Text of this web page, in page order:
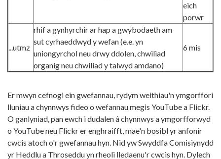
eich
porwr
...utmz
rhif a gynhyrchir ar hap a gwybodaeth am
sut cyrhaeddwyd y wefan (e.e. yn
uniongyrchol neu drwy ddolen, chwiliad
organig neu chwiliad y talwyd amdano)
6 mis
Er mwyn cefnogi ein gwefannau, rydym weithiau'n ymgorffori
lluniau a chynnwys fideo o wefannau megis YouTube a Flickr.
O ganlyniad, pan ewch i dudalen â chynnwys a ymgorfforwyd
o YouTube neu Flickr er enghraifft, mae'n bosibl yr anfonir
cwcis atoch o'r gwefannau hyn. Nid yw Swyddfa Comisiynydd
yr Heddlu a Throseddu yn rheoli lledaenu'r cwcis hyn. Dylech